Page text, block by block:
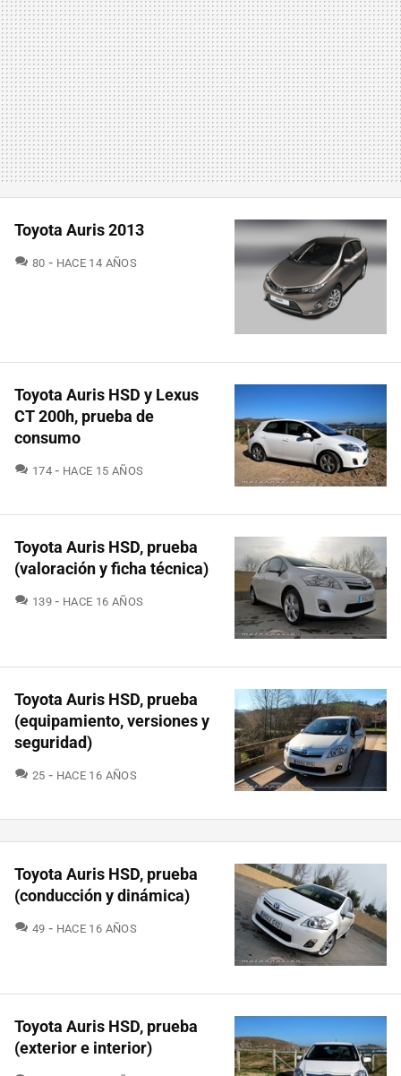
Toyota Auris 2013
80 COMENTARIOS
HACE 14 AÑOS
Toyota Auris HSD y Lexus
CT 200h, prueba de
consumo
174 COMENTARIOS
HACE 15 AÑOS
Toyota Auris HSD, prueba
(valoración y ficha técnica)
139COMENTARIOS
HACE 16 AÑOS
Toyota Auris HSD, prueba
(equipamiento, versiones y
seguridad)
25 COMENTARIOS
HACE 16 AÑOS
Toyota Auris HSD, prueba
(conducción y dinámica)
49 COMENTARIOS
HACE 16 AÑOS
Toyota Auris HSD, prueba
(exterior e interior)